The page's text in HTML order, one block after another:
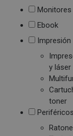
Monitores
Ebook
Impresión
y láser
toner
Periféricos